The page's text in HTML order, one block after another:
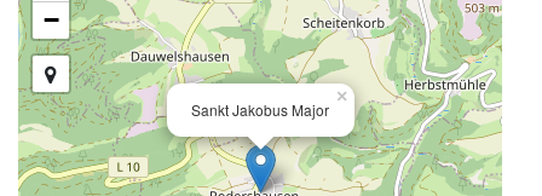
Sankt Jakobus Major
×
−